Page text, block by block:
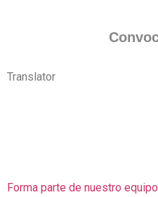
Translator
Forma parte de nuestro